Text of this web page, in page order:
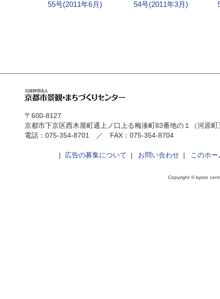
55号(2011年6月) 54号(2011年3月)
〒600-8127
京都市下京区西木屋町通上ノ口上る梅湊町83番地の１（河原
電話：075-354-8701 ／ FAX：075-354-8704
広告の募集について お問い合わせ| このホー
Copyright © kyoto